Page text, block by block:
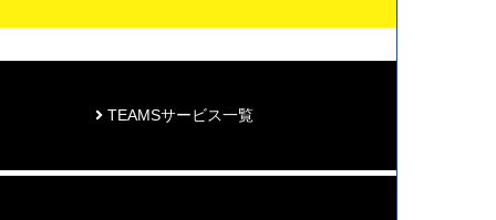
TEAMSサービス一覧